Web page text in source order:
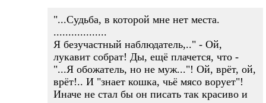
"...Судьба, в которой мне нет места.
..................
Я безучастный наблюдатель,.." - Ой,
лукавит собрат! Ды, ещё плачется, что -
"...Я обожатель, но не муж..."! Ой, врёт, ой,
врёт!.. И "знает кошка, чьё мясо ворует"!
Иначе не стал бы он писать так красиво и